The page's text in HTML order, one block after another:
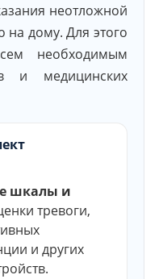
неотложной
дому. Для этого
необходимым
и медицинских
шкалы и
тревоги,
и других